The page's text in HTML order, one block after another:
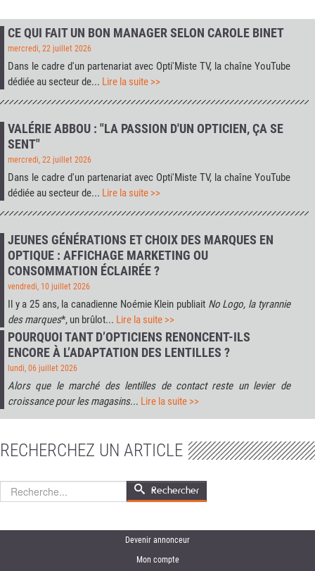
CE QUI FAIT UN BON MANAGER SELON CAROLE BINET
mercredi, 22 juillet 2026
Dans le cadre d'un partenariat avec Opti'Miste TV, la chaîne YouTube
dédiée au secteur de... Lire la suite >>
VALÉRIE ABBOU : "LA PASSION D'UN OPTICIEN, ÇA SE
SENT"
mercredi, 22 juillet 2026
Dans le cadre d'un partenariat avec Opti'Miste TV, la chaîne YouTube
dédiée au secteur de... Lire la suite >>
JEUNES GÉNÉRATIONS ET CHOIX DES MARQUES EN
OPTIQUE : AFFICHAGE MARKETING OU
CONSOMMATION ÉCLAIRÉE ?
vendredi, 10 juillet 2026
Il y a 25 ans, la canadienne Noémie Klein publiait No Logo, la tyrannie
des marques*, un brûlot... Lire la suite >>
POURQUOI TANT D’OPTICIENS RENONCENT-ILS
ENCORE À L’ADAPTATION DES LENTILLES ?
lundi, 06 juillet 2026
Alors que le marché des lentilles de contact reste un levier de
croissance pour les magasins... Lire la suite >>
RECHERCHEZ UN ARTICLE
Rechercher Rechercher
Devenir annonceur
Mon compte